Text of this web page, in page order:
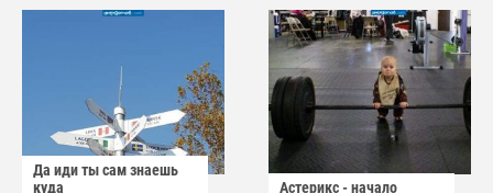
Да иди ты сам знаешь
куда
Астерикс - начало